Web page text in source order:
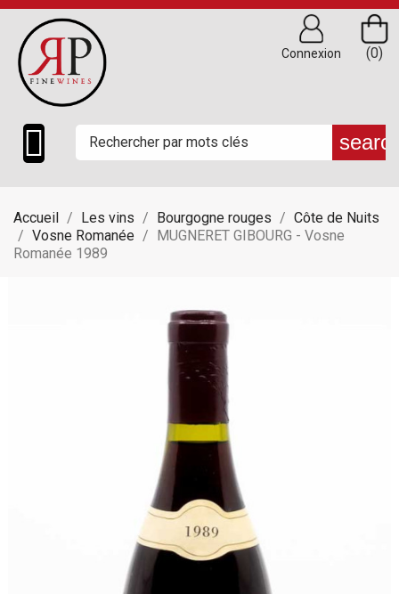

(0)
Connexion
Accueil Les vins Bourgogne rouges
Côte de Nuits
Vosne Romanée
MUGNERET GIBOURG - Vosne
Romanée 1989